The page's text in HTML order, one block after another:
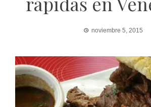
noviembre 5, 2015